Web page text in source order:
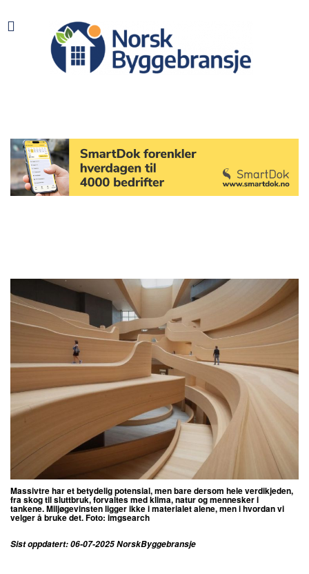
Massivtre har et betydelig potensial, men bare dersom hele verdikjeden,
fra skog til sluttbruk, forvaltes med klima, natur og mennesker i
tankene. Miljøgevinsten ligger ikke i materialet alene, men i hvordan vi
velger å bruke det. Foto: imgsearch
Sist oppdatert: 06-07-2025 NorskByggebransje